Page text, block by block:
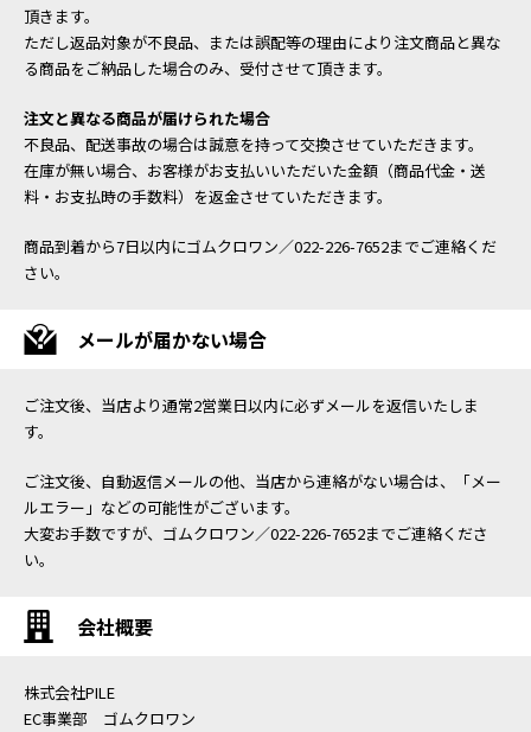
頂きます。
ただし返品対象が不良品、または誤配等の理由により注文商品と異な
る商品をご納品した場合のみ、受付させて頂きます。
注文と異なる商品が届けられた場合
不良品、配送事故の場合は誠意を持って交換させていただきます。
在庫が無い場合、お客様がお支払いいただいた金額（商品代金・送
料・お支払時の手数料）を返金させていただきます。
商品到着から7日以内にゴムクロワン／022-226-7652までご連絡くだ
さい。
メールが届かない場合
ご注文後、当店より通常2営業日以内に必ずメールを返信いたしま
す。
ご注文後、自動返信メールの他、当店から連絡がない場合は、「メー
ルエラー」などの可能性がございます。
大変お手数ですが、ゴムクロワン／022-226-7652までご連絡くださ
い。
会社概要
株式会社PILE
EC事業部 ゴムクロワン